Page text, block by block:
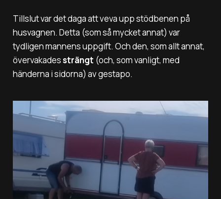
Tillslut var det daga att veva upp stödbenen på
husvagnen. Detta (som så mycket annat) var
tydligen mannens uppgift. Och den, som allt annat,
övervakadessträngt (och, som vanligt, med
händerna i sidorna) av gestapo.